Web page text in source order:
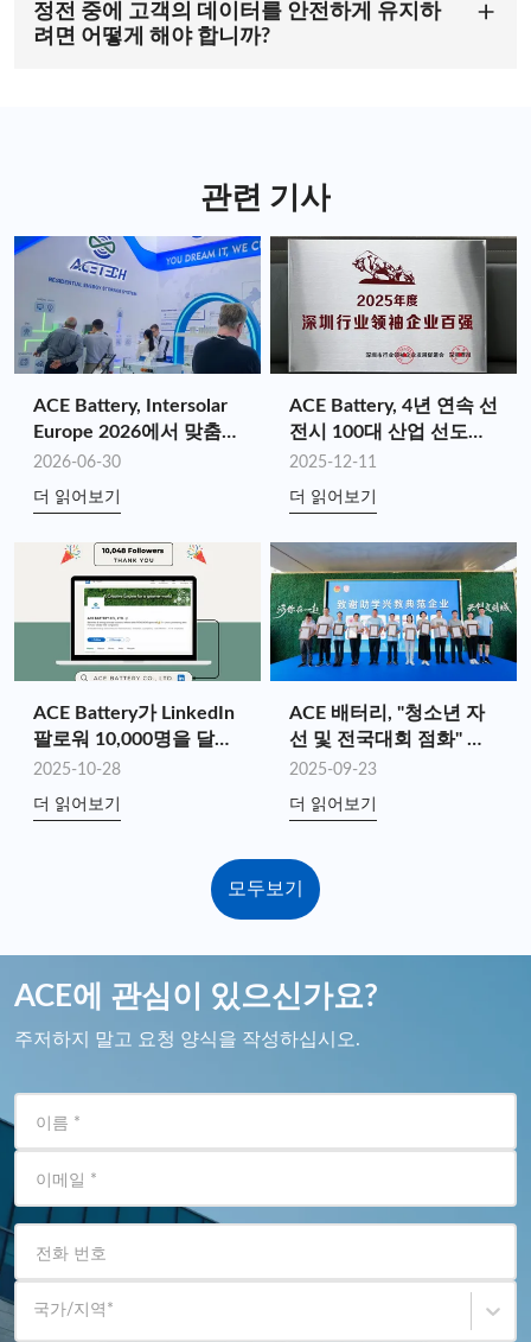
안전성 및 인증된 신뢰성
해 성능 저하 없이 고객의 안전을 최우선으로 생각합니
저희 UPS 배터리는 UL1973, IEC62619, UL60730-1,
UN38.3, ISTA3E, FCC, ROHS 인증을 포함한 업계 최고
수준의 표준을 충족합니다. 저희는 탁월한 품질과 신뢰
성을 갖춘 제품을 제공하여 고객 만족을 최우선으로 생
각합니다.
귀사와 긴밀히 협력하여 고객의 정확한 사양에 맞춰
정전 중에 고객의 데이터를 안전하게 유지하
려면 어떻게 해야 합니까?
황에서도 원활한 작동을 보장합니다.
관련 기사
ACE Battery, Intersolar
Europe 2026에서 맞춤형
에너지 저장 가치 창출을
위한 전체 공급망 시너지
효과 선보여
2026-06-30
더 읽어보기
ACE Battery, 4년 연속 선
전시 100대 산업 선도기
업에 선정 (2025년)
2025-12-11
더 읽어보기
ACE Battery가 LinkedIn
팔로워 10,000명을 달성
했습니다!
2025-10-28
더 읽어보기
ACE 배터리, "청소년 자
선 및 전국대회 점화" 자
선 하이킹 지원
2025-09-23
더 읽어보기
모두보기
ACE에 관심이 있으신가요?
주저하지 말고 요청 양식을 작성하십시오.
이름 *
이메일 *
전화 번호
국가/지역 *